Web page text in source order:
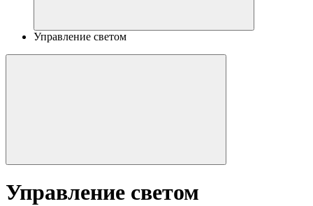
Управление светом
Управление светом